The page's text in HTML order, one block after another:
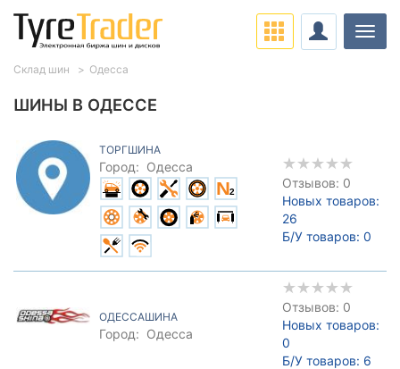
ШИНЫ В ОДЕССЕ
ТОРГШИНА
Город: Одесса
Отзывов: 0
Новых товаров:
26
Б/У товаров:0
ОДЕССАШИНА
Город: Одесса
Отзывов: 0
Новых товаров:
0
Б/У товаров: 6
Склад шин Одесса